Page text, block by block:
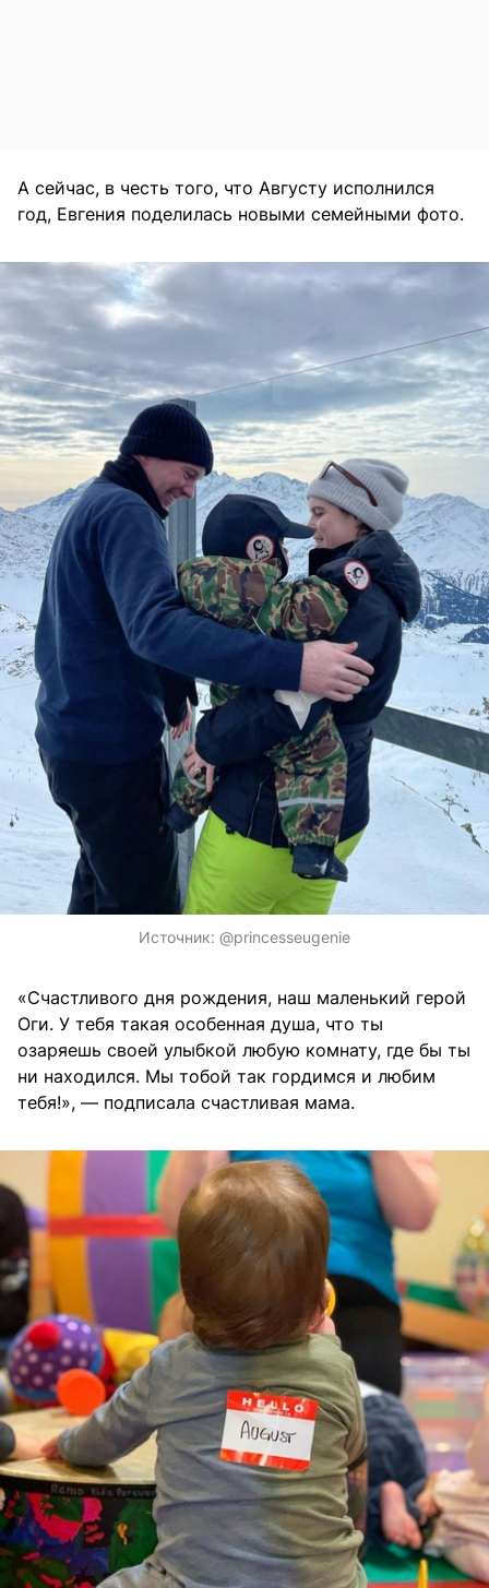
А сейчас, в честь того, что Августу исполнился
год, Евгения поделилась новыми семейными фото.
Источник: @princesseugenie
«Счастливого дня рождения, наш маленький герой
Оги. У тебя такая особенная душа, что ты
озаряешь своей улыбкой любую комнату, где бы ты
ни находился. Мы тобой так гордимся и любим
тебя!», — подписала счастливая мама.